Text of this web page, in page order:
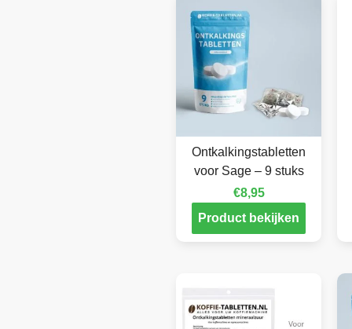
Ontkalkingstabletten
voor Sage – 9 stuks
€8,95
Product bekijken